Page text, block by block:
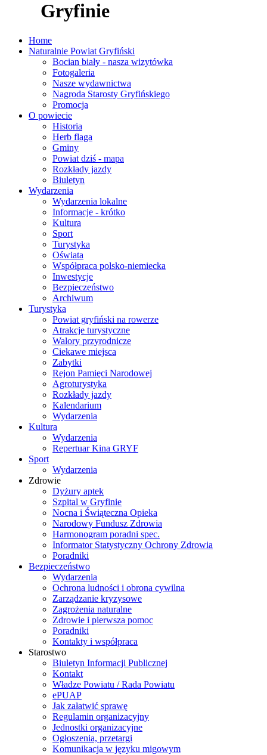
Home
Naturalnie Powiat Gryfiński
Bocian biały - nasza wizytówka
Fotogaleria
Nasze wydawnictwa
Nagroda Starosty Gryfińskiego
Promocja
O powiecie
Historia
Herb flaga
Gminy
Powiat dziś - mapa
Rozkłady jazdy
Biuletyn
Wydarzenia
Wydarzenia lokalne
Informacje - krótko
Kultura
Sport
Turystyka
Oświata
Współpraca polsko-niemiecka
Inwestycje
Bezpieczeństwo
Archiwum
Turystyka
Powiat gryfiński na rowerze
Atrakcje turystyczne
Walory przyrodnicze
Ciekawe miejsca
Zabytki
Rejon Pamięci Narodowej
Agroturystyka
Rozkłady jazdy
Kalendarium
Wydarzenia
Kultura
Wydarzenia
Repertuar Kina GRYF
Sport
Wydarzenia
Zdrowie
Dyżury aptek
Szpital w Gryfinie
Nocna i Świąteczna Opieka
Narodowy Fundusz Zdrowia
Harmonogram poradni spec.
Informator Statystyczny Ochrony Zdrowia
Poradniki
Bezpieczeństwo
Wydarzenia
Ochrona ludności i obrona cywilna
Zarządzanie kryzysowe
Zagrożenia naturalne
Zdrowie i pierwsza pomoc
Poradniki
Kontakty i współpraca
Starostwo
Biuletyn Informacji Publicznej
Kontakt
Władze Powiatu / Rada Powiatu
ePUAP
Jak załatwić sprawę
Regulamin organizacyjny
Jednostki organizacyjne
Ogłoszenia, przetargi
Komunikacja w języku migowym